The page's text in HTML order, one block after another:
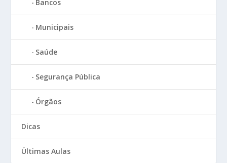
Bancos
Municipais
Saúde
Segurança Pública
Órgãos
Dicas
Últimas Aulas